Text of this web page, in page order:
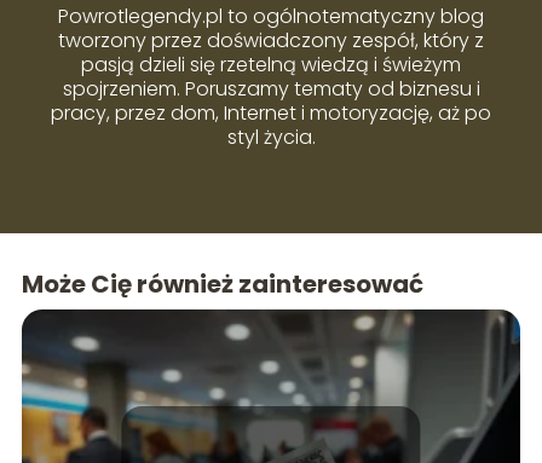
Powrotlegendy.pl to ogólnotematyczny blog
tworzony przez doświadczony zespół, który z
pasją dzieli się rzetelną wiedzą i świeżym
spojrzeniem. Poruszamy tematy od biznesu i
pracy, przez dom, Internet i motoryzację, aż po
styl życia.
Może Cię również zainteresować